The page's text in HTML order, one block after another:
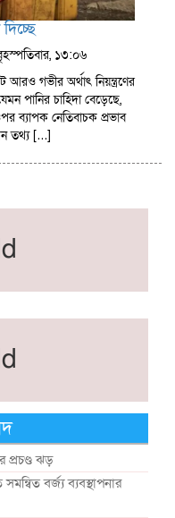
১৩:০৬
গভীর অর্থাৎ নিয়ন্ত্রণের
পানির চাহিদা বেড়েছে,
ব্যাপক নেতিবাচক প্রভাব
তথ্য […]
প্রচণ্ড ঝড়
বর্জ্য ব্যবস্থাপনার